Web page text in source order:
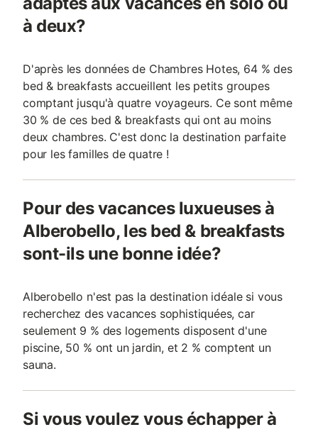
à deux?
D'après les données de Chambres Hotes, 64 % des
bed & breakfasts accueillent les petits groupes
comptant jusqu'à quatre voyageurs. Ce sont même
30 % de ces bed & breakfasts qui ont au moins
deux chambres. C'est donc la destination parfaite
pour les familles de quatre !
Pour des vacances luxueuses à
Alberobello, les bed & breakfasts
sont-ils une bonne idée?
Alberobello n'est pas la destination idéale si vous
recherchez des vacances sophistiquées, car
seulement 9 % des logements disposent d'une
piscine, 50 % ont un jardin, et 2 % comptent un
sauna.
Si vous voulez vous échapper à